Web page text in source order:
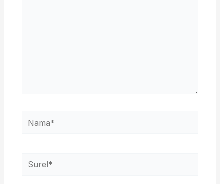
Nama*
Surel*